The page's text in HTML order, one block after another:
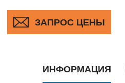
ЗАПРОС ЦЕНЫ
ИНФОРМАЦИЯ